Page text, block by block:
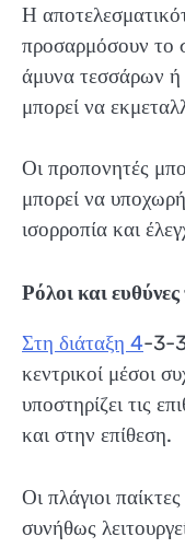
Η
προσαρμόσουν το
άμυνα τεσσάρων ή
μπορεί να
Οι προπονητές
μπορεί να
ισορροπία και
Ρόλοι και
Στη διάταξη 4-3-
κεντρικοί μέσοι
υποστηρίζει τις
και στην επίθεση.
Οι πλάγιοι
συνήθως